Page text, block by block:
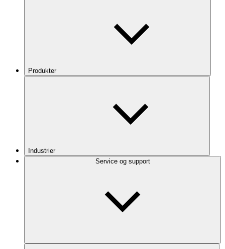
Produkter
Industrier
Service og support